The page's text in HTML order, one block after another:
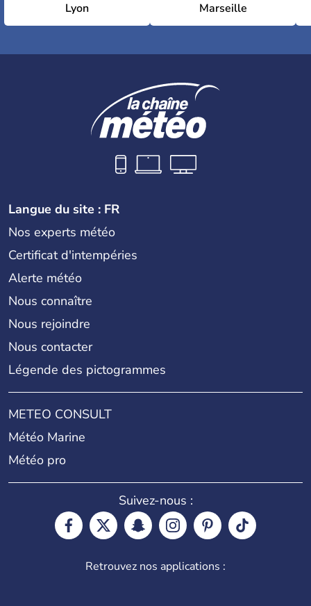
Lyon Marseille
Langue du site : FR
Nos experts météo
Certificat d'intempéries
Alerte météo
Nous connaître
Nous rejoindre
Nous contacter
Légende des pictogrammes
METEO CONSULT
Météo Marine
Météo pro
Suivez-nous :
Retrouvez nos applications :